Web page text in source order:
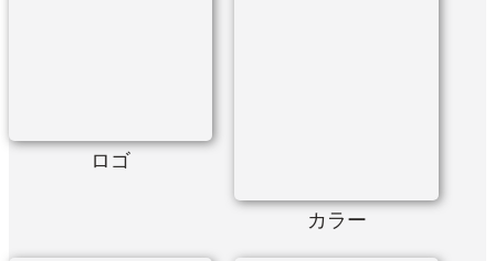
ロゴ
カラー